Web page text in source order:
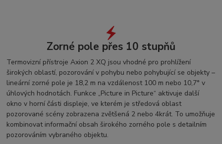
Zorné pole přes 10 stupňů
Termovizní přístroje Axion 2 XQ jsou vhodné pro prohlížení
širokých oblastí, pozorování v pohybu nebo pohybující se objekty –
lineární zorné pole je 18,2 m na vzdálenost 100 m nebo 10,7° v
úhlových hodnotách. Funkce „Picture in Picture“ aktivuje další
okno v horní části displeje, ve kterém je středová oblast
pozorované scény zobrazena zvětšená 2 nebo 4krát. To umožňuje
kombinovat informační obsah širokého zorného pole s detailním
pozorováním vybraného objektu.